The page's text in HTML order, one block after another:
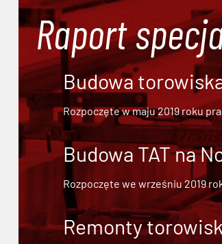
Raport
Budowa
Rozpoczęte w maju 2019 roku
Budowa TAT na
Rozpoczęte we wrześniu 2019
Remonty